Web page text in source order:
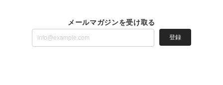
メールマガジンを受け取る
登録